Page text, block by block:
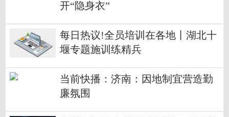
开“隐身衣”
每日热议!全员培训在各地丨湖北十
堰专题施训练精兵
当前快播：济南：因地制宜营造勤
廉氛围